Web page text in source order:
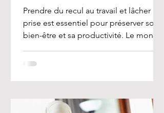
Prendre du recul au travail et lâcher
prise est essentiel pour préserver son
bien-être et sa productivité. Le monde